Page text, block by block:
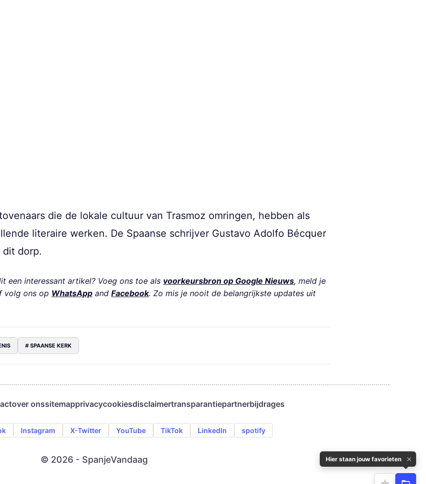
die de lokale cultuur van Trasmoz omringen, hebben als
literaire werken. De Spaanse schrijver Gustavo Adolfo Bécquer
dit dorp.
een interessant artikel? Voeg ons toe als voorkeursbron op Google Nieuws, meld je
volg ons op WhatsApp and Facebook. Zo mis je nooit de belangrijkste updates uit
# SPAANSE KERK
over onssitemapprivacycookiesdisclaimertransparantiepartnerbijdrages
Instagram X-Twitter YouTube TikTok LinkedIn spotify
© 2026 - SpanjeVandaag Hier staan jouw favorieten ✕